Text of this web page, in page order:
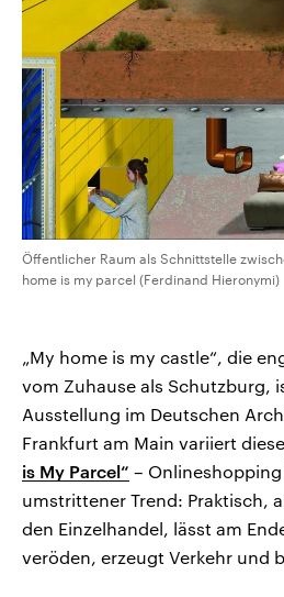
Öffentlicher Raum als Schnittstelle
home is my parcel (Ferdinand Hieronymi)
„My home is my castle“, die
vom Zuhause als Schutzburg,
Ausstellung im Deutschen
Frankfurt am Main variiert
is My Parcel“ –
umstrittener Trend: Praktisch,
den Einzelhandel, lässt am
veröden, erzeugt Verkehr und